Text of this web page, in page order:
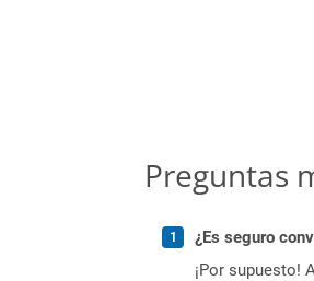
Preguntas
¿Es seguro
¡Por supuesto!